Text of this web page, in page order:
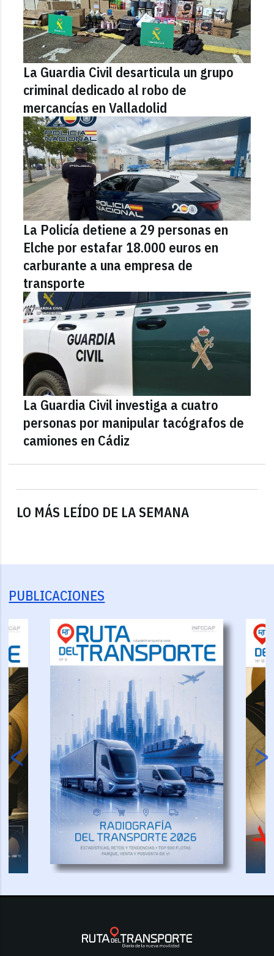
LO MÁS LEÍDO DE LA SEMANA
La Guardia Civil desarticula un grupo
criminal dedicado al robo de
mercancías en Valladolid
La Policía detiene a 29 personas en
Elche por estafar 18.000 euros en
carburante a una empresa de
transporte
La Guardia Civil investiga a cuatro
personas por manipular tacógrafos de
camiones en Cádiz
PUBLICACIONES